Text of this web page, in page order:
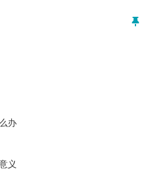
办
义